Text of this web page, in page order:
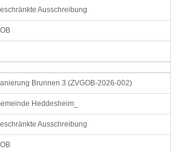
Ausschreibung
Brunnen 3 (ZVGOB-2026-002)
Heddesheim_
Ausschreibung